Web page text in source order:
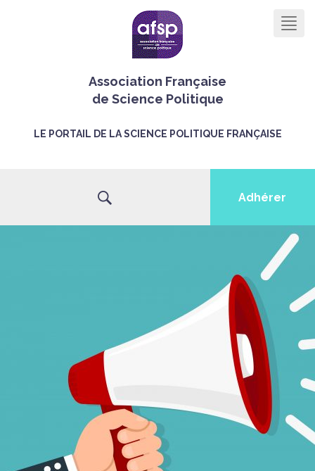
Association Française
de Science Politique
LE PORTAIL DE LA SCIENCE POLITIQUE FRANÇAISE
Adhérer